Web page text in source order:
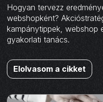
Hogyan tervezz
webshopként?
kampánytippek, webshop
gyakorlati tanács.
Elolvasom a cikket